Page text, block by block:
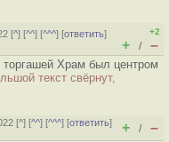
[^] [^^] [^^^] [ответить]
+2
+ / –
торгашей Храм был центром
текст свёрнут,
[^] [^^] [^^^] [ответить]
+ / –